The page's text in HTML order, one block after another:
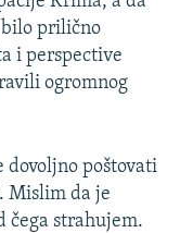
prilično
i perspective
ogromnog
dovoljno poštovati
Mislim da je
čega strahujem.